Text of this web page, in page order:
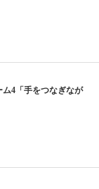
ム4「手をつなぎなが